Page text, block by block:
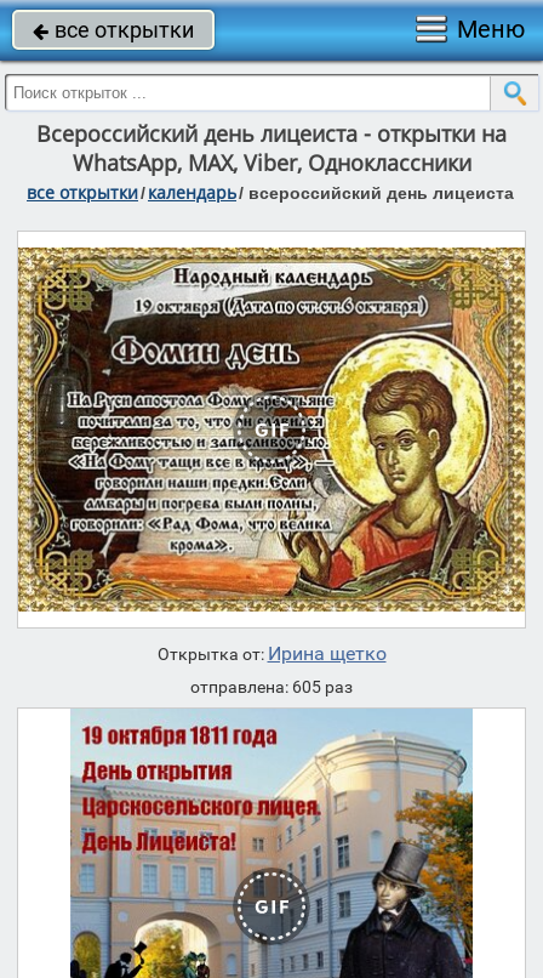
 все открытки Меню
Всероссийский день лицеиста - открытки на
WhatsApp, MAX, Viber, Одноклассники
все открытки/календарь/ всероссийский день лицеиста
Открытка от: Ирина щетко
отправлена: 605 раз